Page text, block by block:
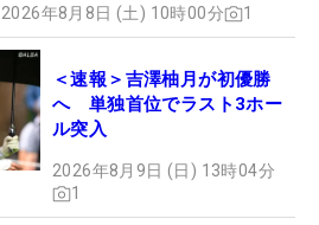
2026年8月8日 (土) 10時00分 1
＜速報＞吉澤柚月が初優勝
へ 単独首位でラスト3ホー
ル突入
2026年8月9日 (日) 13時04分
1